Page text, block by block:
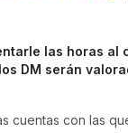
las horas al
DM serán
cuentas con las